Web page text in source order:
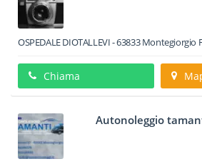
OSPEDALE DIOTALLEVI-63833 Montegiorgio
Chiama
Autonoleggio